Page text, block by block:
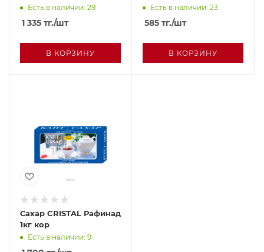
Есть в наличии: 29
1 335 тг./шт
В КОРЗИНУ
Есть в наличии: 23
585 тг./шт
В КОРЗИНУ
Сахар CRISTAL Рафинад
1кг кор
Есть в наличии: 9